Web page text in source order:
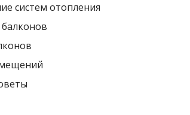
систем отопления